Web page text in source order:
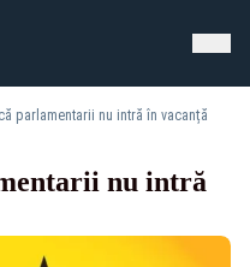
parlamentarii nu intră în vacanță
nu intră